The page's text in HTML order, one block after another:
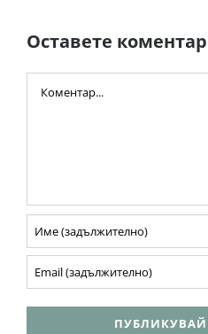
Оставете коментар
Comment